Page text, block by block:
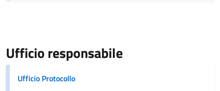
Ufficio responsabile
Ufficio Protocollo